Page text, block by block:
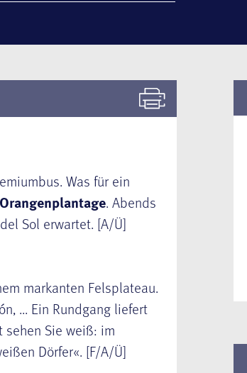
Was für ein
Orangenplantage. Abends
Sol erwartet. [A/Ü]
markanten Felsplateau.
... Ein Rundgang liefert
sehen Sie weiß: im
Dörfer«. [F/A/Ü]